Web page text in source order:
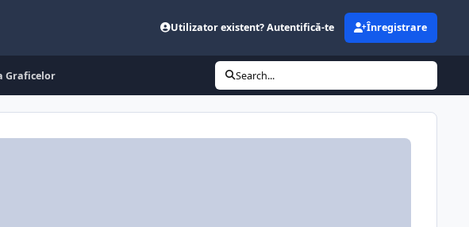
Utilizator existent? Autentifică-te Înregistrare
Graficelor Search...